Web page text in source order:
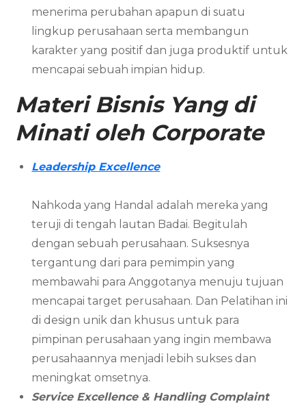
menerima perubahan apapun di suatu
lingkup perusahaan serta membangun
karakter yang positif dan juga produktif untuk
mencapai sebuah impian hidup.
Materi Bisnis Yang di
Minati oleh Corporate
Leadership Excellence
Nahkoda yang Handal adalah mereka yang
teruji di tengah lautan Badai. Begitulah
dengan sebuah perusahaan. Suksesnya
tergantung dari para pemimpin yang
membawahi para Anggotanya menuju tujuan
mencapai target perusahaan. Dan Pelatihan ini
di design unik dan khusus untuk para
pimpinan perusahaan yang ingin membawa
perusahaannya menjadi lebih sukses dan
meningkat omsetnya.
Service Excellence & Handling Complaint